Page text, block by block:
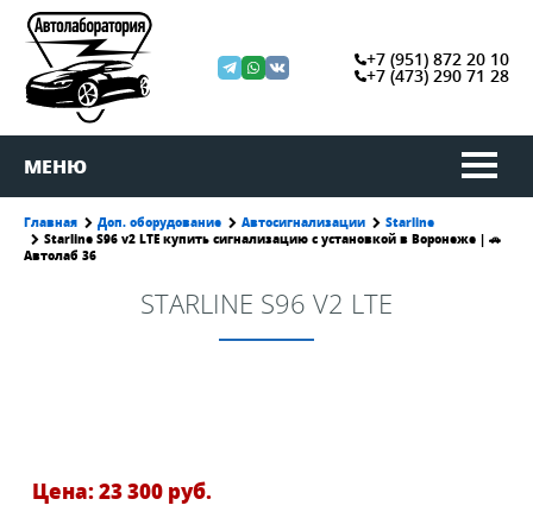
+7 (951) 872 20 10
+7 (473) 290 71 28
МЕНЮ
Главная Доп. оборудование Автосигнализации
Starline
Starline S96 v2 LTE купить сигнализацию с установкой в Воронеже | 🚗
Автолаб 36
STARLINE S96 V2 LTE
Цена: 23 300 руб.